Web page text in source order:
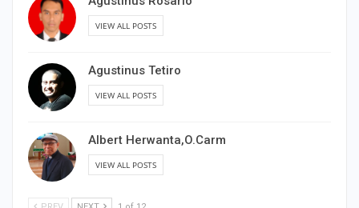
VIEW ALL POSTS
VIEW ALL POSTS
VIEW ALL POSTS
NEXT